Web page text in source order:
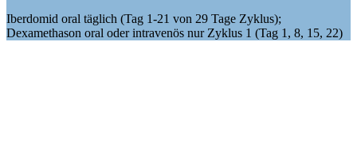
Iberdomid oral täglich (Tag 1-21 von 29 Tage Zyklus);
Dexamethason oral oder intravenös nur Zyklus 1 (Tag 1, 8, 15, 22)